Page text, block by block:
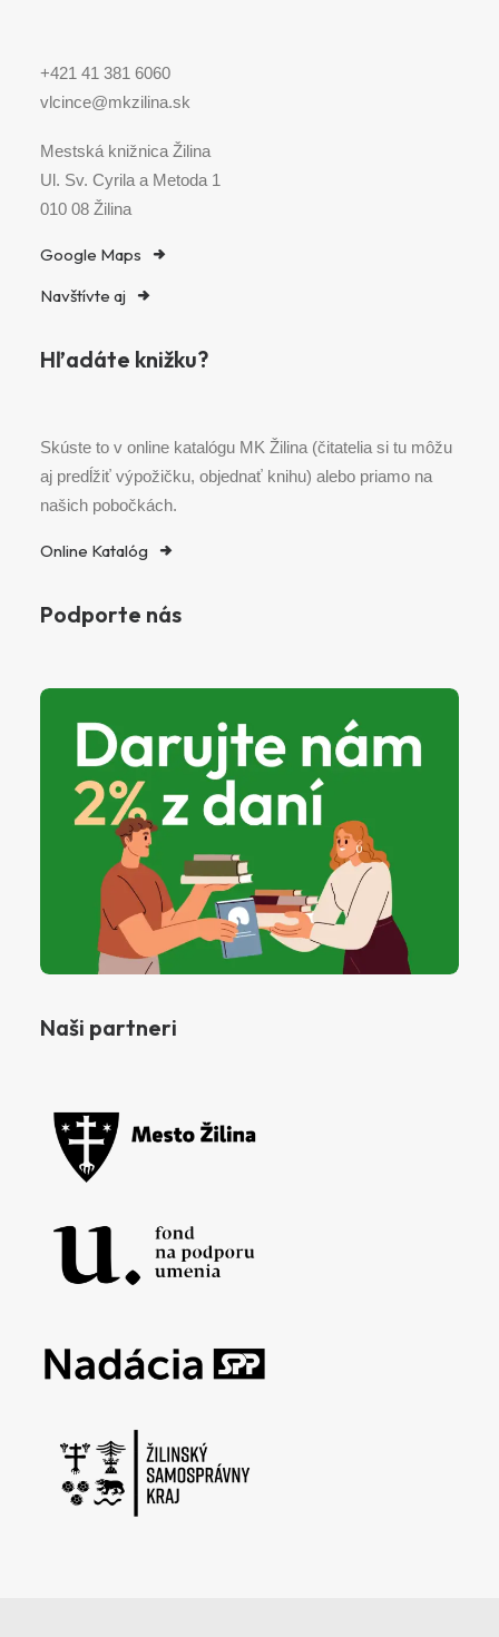
+421 41 381 6060
vlcince@mkzilina.sk
Mestská knižnica Žilina
Ul. Sv. Cyrila a Metoda 1
010 08 Žilina
Google Maps
Navštívte aj
Hľadáte knižku?
Skúste to v online katalógu MK Žilina (čitatelia si tu môžu
aj predĺžiť výpožičku, objednať knihu) alebo priamo na
našich pobočkách.
Online Katalóg
Podporte nás
Naši partneri